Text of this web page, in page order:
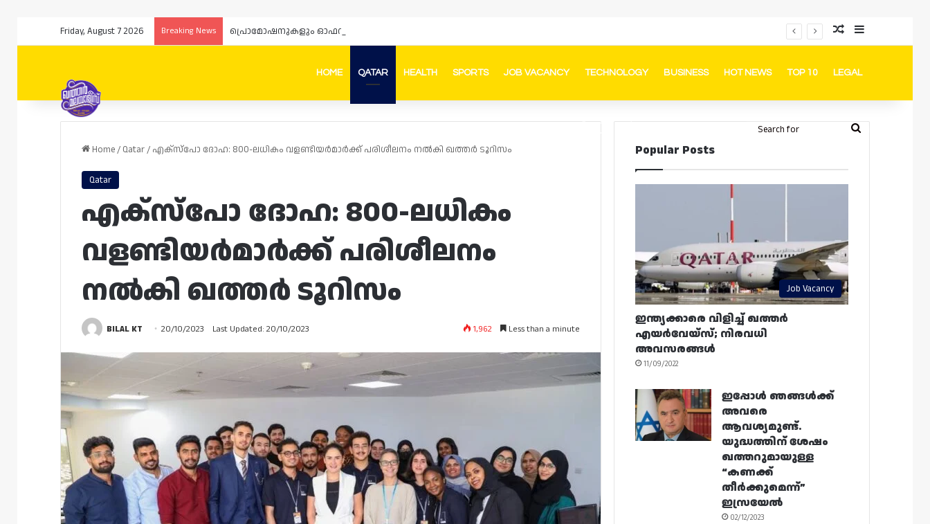
Friday, August 7 2026 Breaking News Random Article
Sidebar
HOME QATAR HEALTH SPORTS JOB VACANCY TECHNOLOGY BUSINESS HOT NEWS TOP 10 LEGAL
FacebookInstagram
Telegram
Whatsapp Random Article
Switch skin
Search
Home/ Qatar/ എക്‌സ്‌പോ ദോഹ: 800-ലധികം വളണ്ടിയർമാർക്ക് പരിശീലനം നൽകി ഖത്തർ ടൂറിസം
Qatar
എക്‌സ്‌പോ ദോഹ: 800-ലധികം
വളണ്ടിയർമാർക്ക് പരിശീലനം
നൽകി ഖത്തർ ടൂറിസം
BILAL KT 20/10/2023 Last Updated: 20/10/2023 1,962 Less than a minute
Popular Posts
Job Vacancy
ഇന്ത്യക്കാരെ വിളിച്ച് ഖത്തർ
എയർവേയ്‌സ്; നിരവധി
അവസരങ്ങൾ
11/09/2022
ഇപ്പോൾ ഞങ്ങൾക്ക്
അവരെ
ആവശ്യമുണ്ട്.
യുദ്ധത്തിന് ശേഷം
ഖത്തറുമായുള്ള
“കണക്ക്
തീർക്കുമെന്ന്”
ഇസ്രയേൽ
02/12/2023